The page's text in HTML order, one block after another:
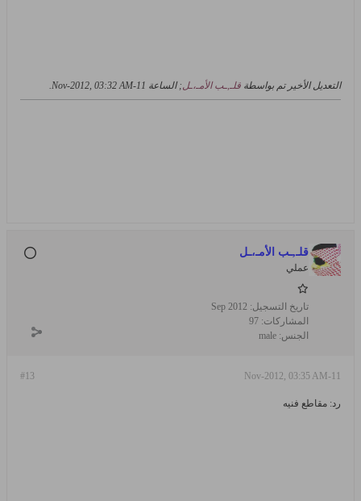
التعديل الأخير تم بواسطة قلـ,ـب الأمـ،ـل; الساعة 11-Nov-2012, 03:32 AM
.
قلـ,ـب الأمـ،ـل
عملي
تاريخ التسجيل: Sep 2012
المشاركات: 97
الجنس: male
#13 11-Nov-2012, 03:35 AM
رد: مقاطع فنيه